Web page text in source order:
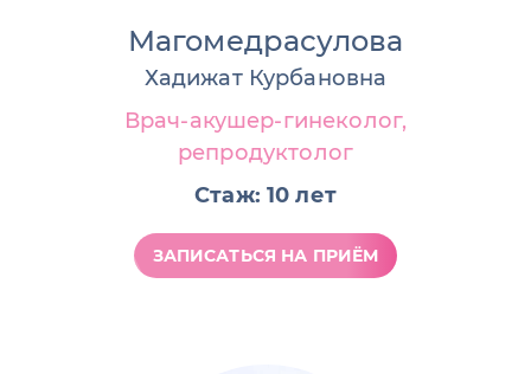
Магомедрасулова
Хадижат Курбановна
Врач-акушер-гинеколог,
репродуктолог
Стаж: 10 лет
ЗАПИСАТЬСЯ НА ПРИЁМ